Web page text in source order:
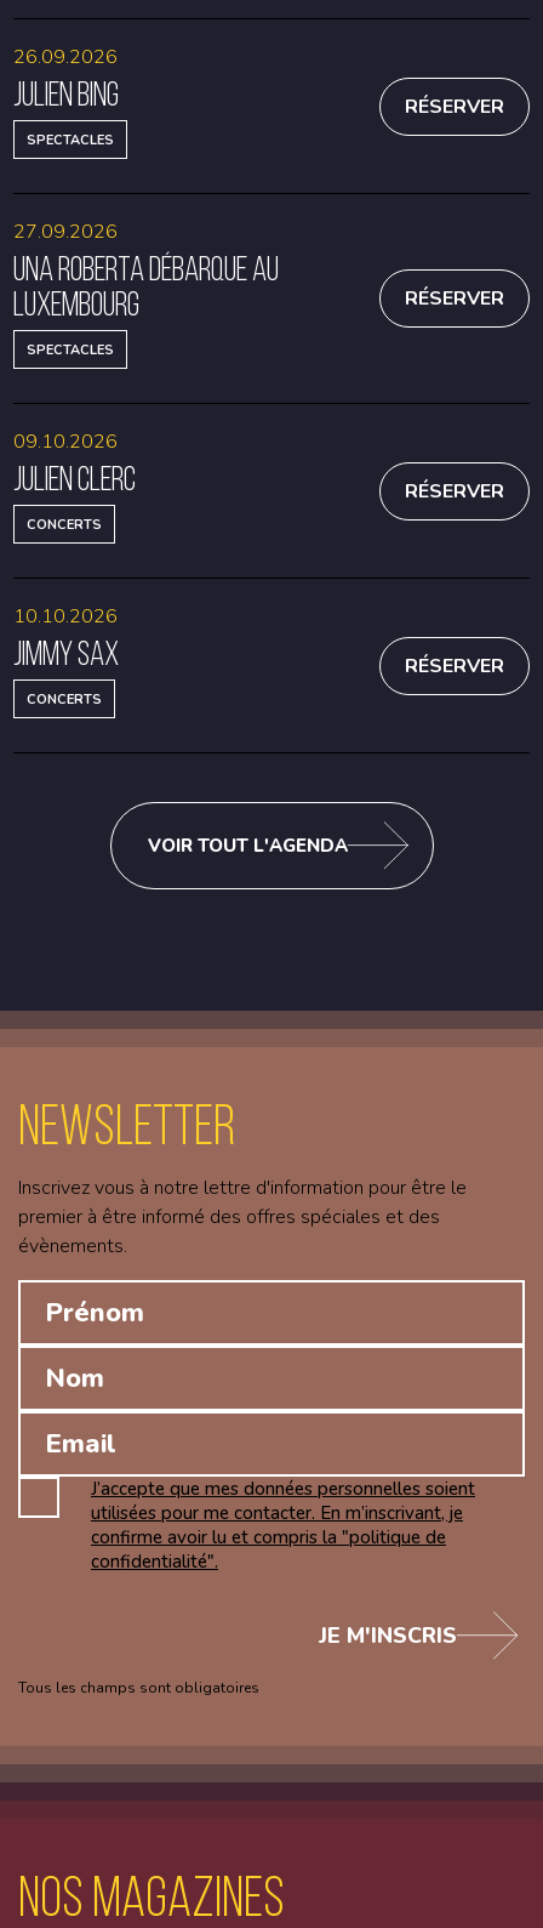
Julien Bing
SPECTACLES
26.09.2026
RÉSERVER
Una Roberta débarque au
Luxembourg
SPECTACLES
27.09.2026
RÉSERVER
Julien Clerc
CONCERTS
09.10.2026
RÉSERVER
Jimmy Sax
CONCERTS
10.10.2026
RÉSERVER
VOIR TOUT L'AGENDA
Newsletter
Inscrivez vous à notre lettre d'information pour être le
premier à être informé des offres spéciales et des
évènements.
J’accepte que mes données personnelles soient
utilisées pour me contacter. En m’inscrivant, je
confirme avoir lu et compris la "politique de
confidentialité".
Tous les champs sont obligatoires
JE M'INSCRIS
Nos magazines